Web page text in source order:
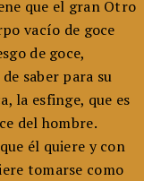
que el gran Otro
vacío de goce
de goce,
saber para su
la esfinge, que es
del hombre.
él quiere y con
tomarse como